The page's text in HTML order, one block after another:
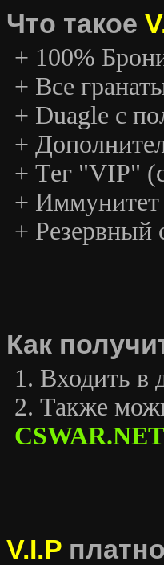
Что такое
+ 100%
+ Все
+ Duagle с
+
+ Тег "VIP"
+ Иммунитет
+ Резервный
Как
1. Входить в
2. Также
CSWAR.NET
V.I.P платно